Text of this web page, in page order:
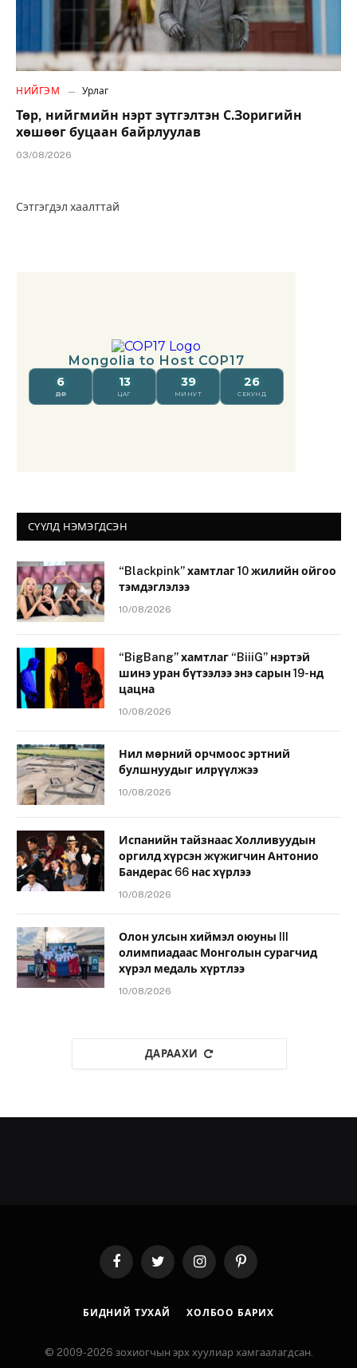
НИЙГЭМ Урлаг
Төр, нийгмийн нэрт зүтгэлтэн С.Зоригийн
хөшөөг буцаан байрлуулав
03/08/2026
Сэтгэгдэл хаалттай
СҮҮЛД НЭМЭГДСЭН
“Blackpink” хамтлаг 10 жилийн ойгоо
тэмдэглэлээ
10/08/2026
“BigBang” хамтлаг “BiiiG” нэртэй
шинэ уран бүтээлээ энэ сарын 19-нд
цацна
10/08/2026
Нил мөрний орчмоос эртний
булшнуудыг илрүүлжээ
10/08/2026
Испанийн тайзнаас Холливуудын
оргилд хүрсэн жүжигчин Антонио
Бандерас 66 нас хүрлээ
10/08/2026
Олон улсын хиймэл оюуны III
олимпиадаас Монголын сурагчид
хүрэл медаль хүртлээ
10/08/2026
ДАРААХИ
FacebookTwitter InstagramPinterest
БИДНИЙ ТУХАЙ ХОЛБОО БАРИХ
© 2009-2026 зохиогчын эрх хуулиар хамгаалагдсан.